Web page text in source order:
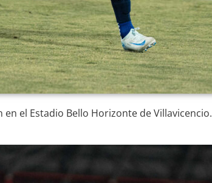
el Estadio Bello Horizonte de Villavicencio.